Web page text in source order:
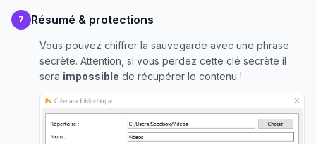
7 Résumé & protections
Vous pouvez chiffrer la sauvegarde avec une phrase
secrète. Attention, si vous perdez cette clé secrète il
sera impossible de récupérer le contenu !